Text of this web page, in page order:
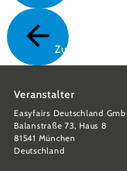
Zurück
Veranstalter
Easyfairs Deutschland
Balanstraße 73, Haus 8
81541 München
Deutschland